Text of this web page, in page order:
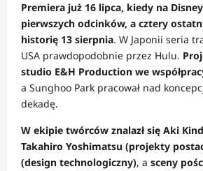
Premiera już 16 lipca, kiedy na
pierwszych odcinków, a cztery
historię 13 sierpnia. W Japonii seria
USA prawdopodobnie przez Hulu.
studio E&H Production we
a Sunghoo Park pracował nad
dekadę.
W ekipie twórców znalazł się Aki
Takahiro Yoshimatsu (projekty
(design technologiczny), a sceny